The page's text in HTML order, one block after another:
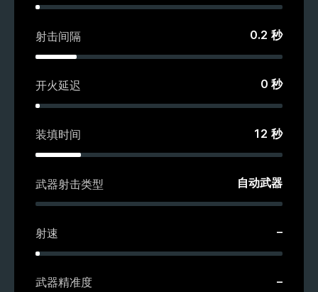
射击间隔 0.2 秒
开火延迟 0 秒
装填时间 12 秒
武器射击类型 自动武器
射速 –
武器精准度 –